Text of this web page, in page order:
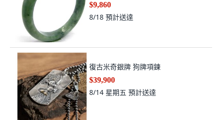
$9,860
8/18 預計送達
復古米奇銀牌 狗牌項鍊
$39,900
8/14 星期五 預計送達